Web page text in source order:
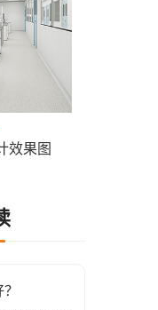
效果图